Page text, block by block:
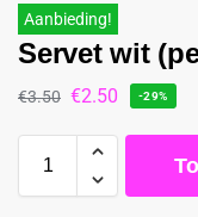
Aanbieding!
Servet wit
€3.50 €2.50 -29%